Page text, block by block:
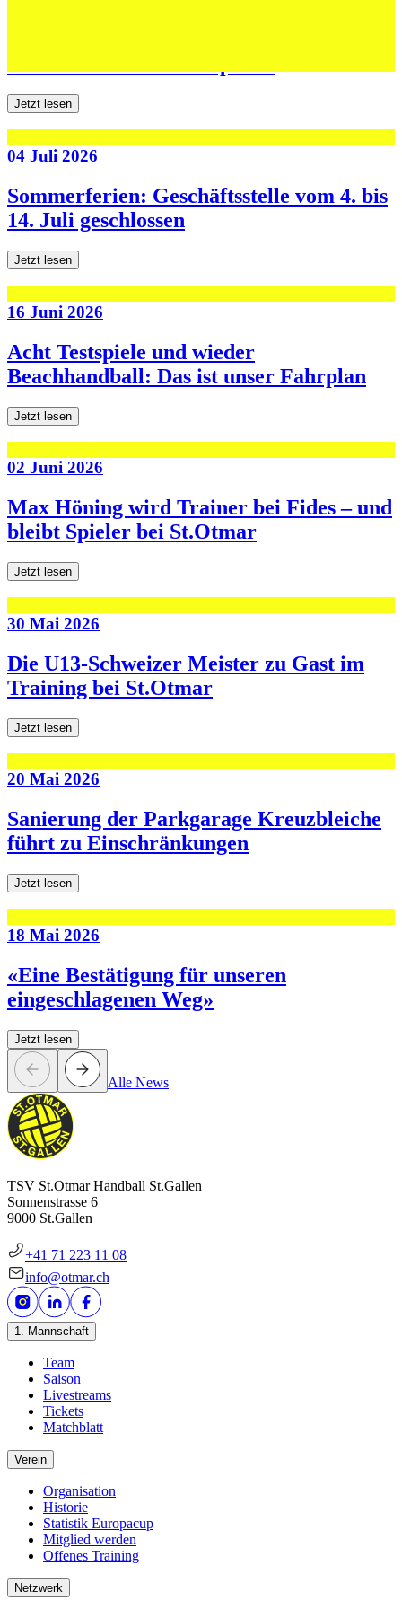
Jetzt lesen
04 Juli 2026
Sommerferien: Geschäftsstelle vom 4. bis
14. Juli geschlossen
Jetzt lesen
16 Juni 2026
Acht Testspiele und wieder
Beachhandball: Das ist unser Fahrplan
Jetzt lesen
02 Juni 2026
Max Höning wird Trainer bei Fides – und
bleibt Spieler bei St.Otmar
Jetzt lesen
30 Mai 2026
Die U13-Schweizer Meister zu Gast im
Training bei St.Otmar
Jetzt lesen
20 Mai 2026
Sanierung der Parkgarage Kreuzbleiche
führt zu Einschränkungen
Jetzt lesen
18 Mai 2026
«Eine Bestätigung für unseren
eingeschlagenen Weg»
Jetzt lesen
Alle News
TSV St.Otmar Handball St.Gallen
Sonnenstrasse 6
9000 St.Gallen
+41 71 223 11 08
info@otmar.ch
1. Mannschaft
Team
Saison
Livestreams
Tickets
Matchblatt
Verein
Organisation
Historie
Statistik Europacup
Mitglied werden
Offenes Training
Netzwerk